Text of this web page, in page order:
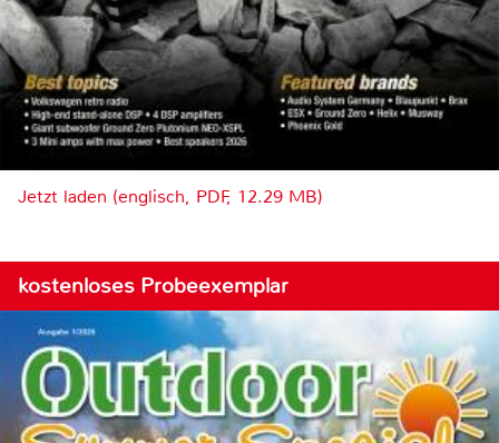
Jetzt laden (englisch, PDF, 12.29 MB)
kostenloses Probeexemplar